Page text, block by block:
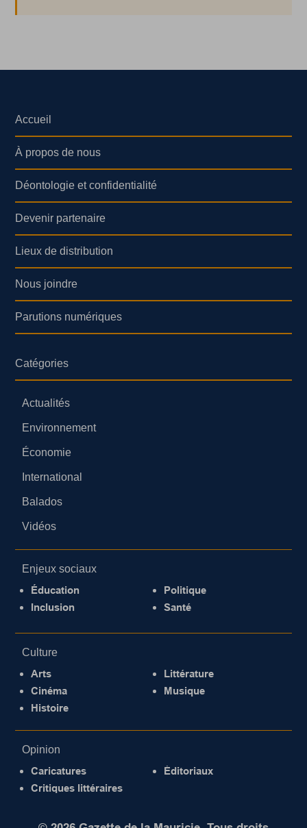
Accueil
À propos de nous
Déontologie et confidentialité
Devenir partenaire
Lieux de distribution
Nous joindre
Parutions numériques
Catégories
Actualités
Environnement
Économie
International
Balados
Vidéos
Enjeux sociaux
Éducation
Inclusion
Politique
Santé
Culture
Arts
Cinéma
Histoire
Littérature
Musique
Opinion
Caricatures
Critiques littéraires
Éditoriaux